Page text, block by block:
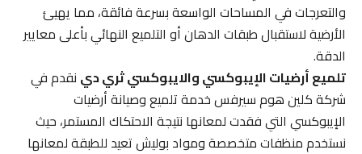
والتعرجات في المساحات الواسعة بسرعة فائقة، مما يهيئ
الأرضية لاستقبال طبقات الدهان أو التلميع النهائي بأعلى معايير
الدقة.
تلميع أرضيات الإيبوكسي والايبوكسي ثري دينقدم في
شركة كلين هوم سيرفس خدمة تلميع وصيانة أرضيات
الإيبوكسي التي فقدت لمعانها نتيجة الاحتكاك المستمر، حيث
نستخدم منظفات متخصصة ومواد بوليش تعيد للطبقة لمعانها